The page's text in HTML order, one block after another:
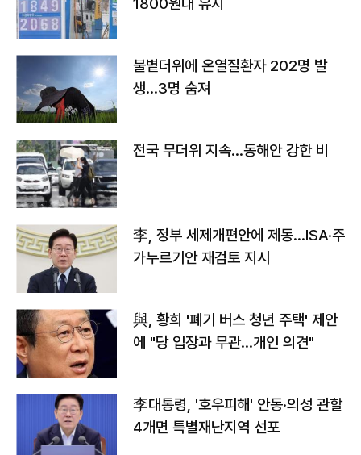
1800원대 유지
불볕더위에 온열질환자 202명 발
생…3명 숨져
전국 무더위 지속…동해안 강한 비
李, 정부 세제개편안에 제동…ISA·주
가누르기안 재검토 지시
與, 황희 '폐기 버스 청년 주택' 제안
에 "당 입장과 무관…개인 의견"
李대통령, '호우피해' 안동·의성 관할
4개면 특별재난지역 선포